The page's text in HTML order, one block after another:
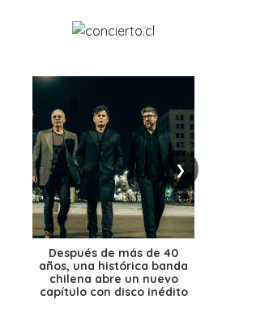
❯
Después de más de 40
años, una histórica banda
chilena abre un nuevo
capítulo con disco inédito